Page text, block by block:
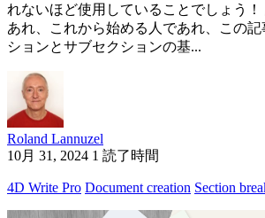
れないほど使用していることでしょう
あれ、これから始める人であれ、この
ションとサブセクションの基...
Roland Lannuzel
10月 31, 2024 1 読了時間
4D Write Pro Document creation Section